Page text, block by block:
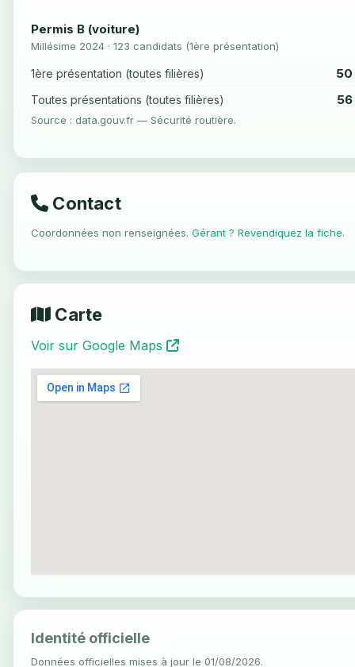
Permis B (voiture)
Millésime 2024 · 123 candidats (1ère présentation)
1ère présentation (toutes filières) 50
Toutes présentations (toutes filières) 56
Source : data.gouv.fr — Sécurité routière.
Contact
Coordonnées non renseignées. Gérant ? Revendiquez la fiche.
Carte
Voir sur Google Maps
Identité officielle
Données officielles mises à jour le 01/08/2026.